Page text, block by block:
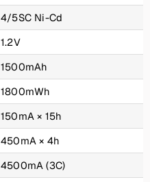
4/5SC Ni-Cd
1.2V
1500mAh
1800mWh
150mA × 15h
450mA × 4h
4500mA (3C)